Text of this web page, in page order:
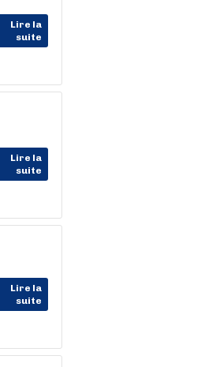
Lire la
suite
Lire la
suite
Lire la
suite